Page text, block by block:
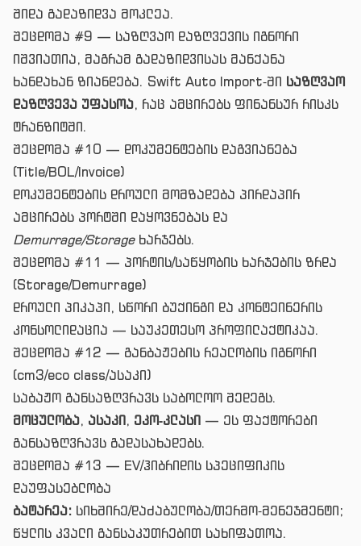
შიდა გადაზიდვა მოკლეა.
შეცდომა #9 — საზღვაო დაზღვევის იგნორი
იშვიათია, მაგრამ გადაზიდვისას მანქანა
ხანდახან ზიანდება. Swift Auto Import‑ში საზღვაო
დაზღვევა უფასოა, რაც ამცირებს ფინანსურ რისკს
ტრანზიტში.
შეცდომა #10 — დოკუმენტების დაგვიანება
(Title/BOL/Invoice)
დოკუმენტების დროული მომზადება პირდაპირ
ამცირებს პორტში დაყოვნებას და
Demurrage/Storageხარჯებს.
შეცდომა #11 — პორტის/საწყობის ხარჯების ზრდა
(Storage/Demurrage)
დროული პიკაპი, სწორი ბუქინგი და კონტეინერის
კონსოლიდაცია — საუკეთესო პროფილაქტიკაა.
შეცდომა #12 — განბაჟების რეალობის იგნორი
(cm3/eco class/ასაკი)
საბაჟო განსაზღვრავს საბოლოო შედეგს.
მოცულობა, ასაკი, ეკო‑კლასი — ეს ფაქტორები
განსაზღვრავს გადასახადებს.
შეცდომა #13 — EV/ჰიბრიდის სპეციფიკის
დაუფასებლობა
ბატარეა: სიხშირე/დაძაბულობა/თერმო‑მენეჯმენტი;
წყლის კვალი განსაკუთრებით სახიფათოა.